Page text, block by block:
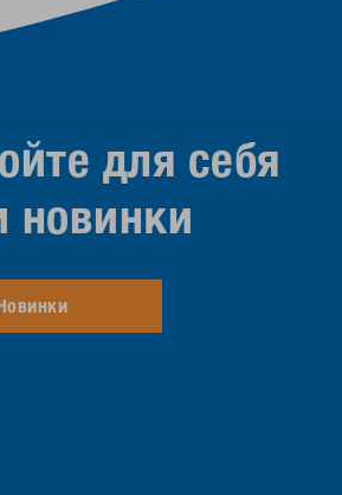
для себя
новинки